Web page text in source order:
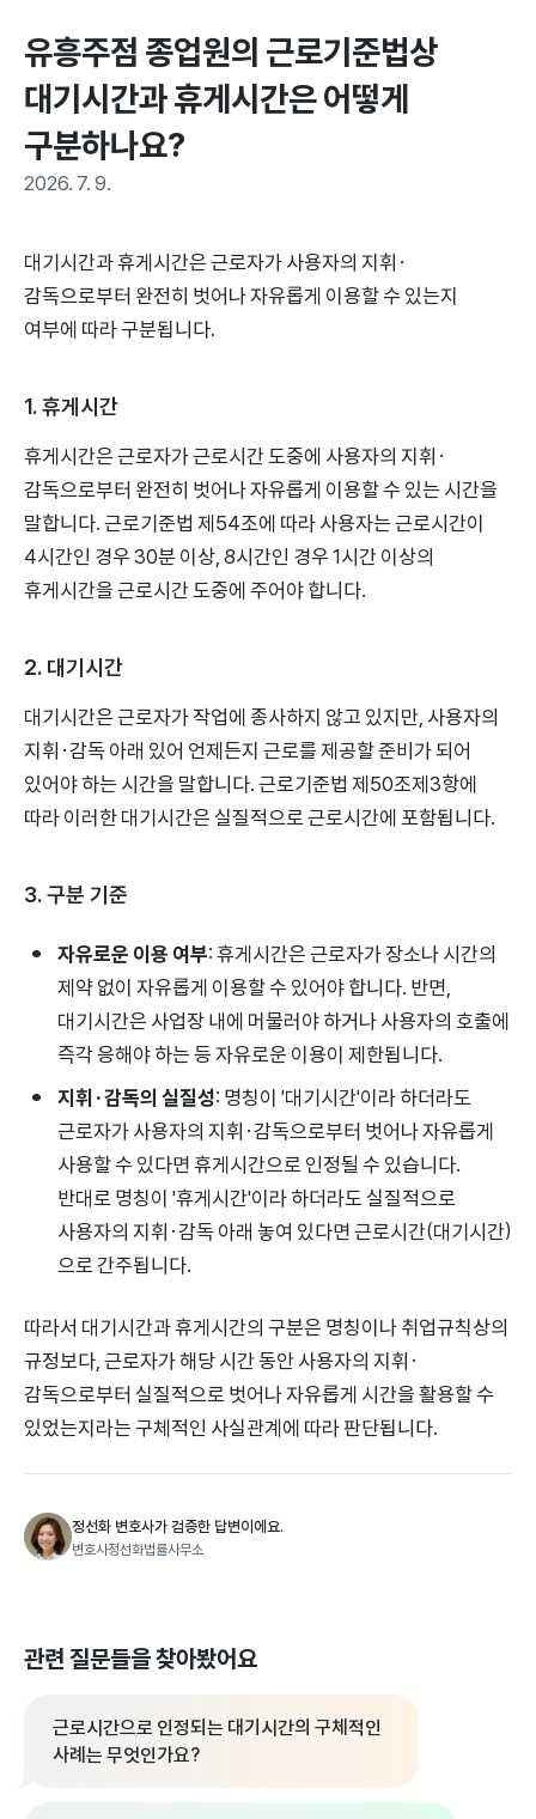
유흥주점 종업원의 근로기준법상
대기시간과 휴게시간은 어떻게
구분하나요?
2026. 7. 9.
대기시간과 휴게시간은 근로자가 사용자의 지휘·
감독으로부터 완전히 벗어나 자유롭게 이용할 수 있는지
여부에 따라 구분됩니다.
1. 휴게시간
휴게시간은 근로자가 근로시간 도중에 사용자의 지휘·
감독으로부터 완전히 벗어나 자유롭게 이용할 수 있는 시간을
말합니다. 근로기준법 제54조에 따라 사용자는 근로시간이
4시간인 경우 30분 이상, 8시간인 경우 1시간 이상의
휴게시간을 근로시간 도중에 주어야 합니다.
2. 대기시간
대기시간은 근로자가 작업에 종사하지 않고 있지만, 사용자의
지휘·감독 아래 있어 언제든지 근로를 제공할 준비가 되어
있어야 하는 시간을 말합니다. 근로기준법 제50조제3항에
따라 이러한 대기시간은 실질적으로 근로시간에 포함됩니다.
3. 구분 기준
자유로운 이용 여부: 휴게시간은 근로자가 장소나 시간의
제약 없이 자유롭게 이용할 수 있어야 합니다. 반면,
대기시간은 사업장 내에 머물러야 하거나 사용자의 호출에
즉각 응해야 하는 등 자유로운 이용이 제한됩니다.
지휘·감독의 실질성: 명칭이 '대기시간'이라 하더라도
근로자가 사용자의 지휘·감독으로부터 벗어나 자유롭게
사용할 수 있다면 휴게시간으로 인정될 수 있습니다.
반대로 명칭이 '휴게시간'이라 하더라도 실질적으로
사용자의 지휘·감독 아래 놓여 있다면 근로시간(대기시간)
으로 간주됩니다.
따라서 대기시간과 휴게시간의 구분은 명칭이나 취업규칙상의
규정보다, 근로자가 해당 시간 동안 사용자의 지휘·
감독으로부터 실질적으로 벗어나 자유롭게 시간을 활용할 수
있었는지라는 구체적인 사실관계에 따라 판단됩니다.
정선화 변호사가 검증한 답변이에요.
변호사정선화법률사무소
관련 질문들을 찾아봤어요
근로시간으로 인정되는 대기시간의 구체적인
사례는 무엇인가요?